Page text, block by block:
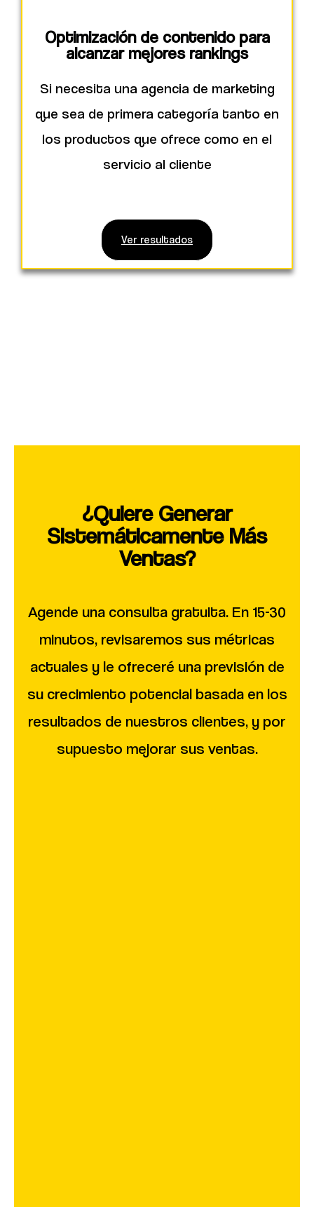
Optimización de contenido para
alcanzar mejores rankings
Si necesita una agencia de marketing
que sea de primera categoría tanto en
los productos que ofrece como en el
servicio al cliente
Ver resultados
¿Quiere Generar
Sistemáticamente Más
Ventas?
Agende una consulta gratuita. En 15-30
minutos, revisaremos sus métricas
actuales y le ofreceré una previsión de
su crecimiento potencial basada en los
resultados de nuestros clientes, y por
supuesto mejorar sus ventas.